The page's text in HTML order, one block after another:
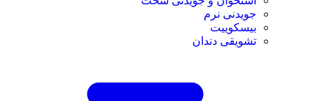
جویدنی نرم
بیسکوییت
تشویقی دندان